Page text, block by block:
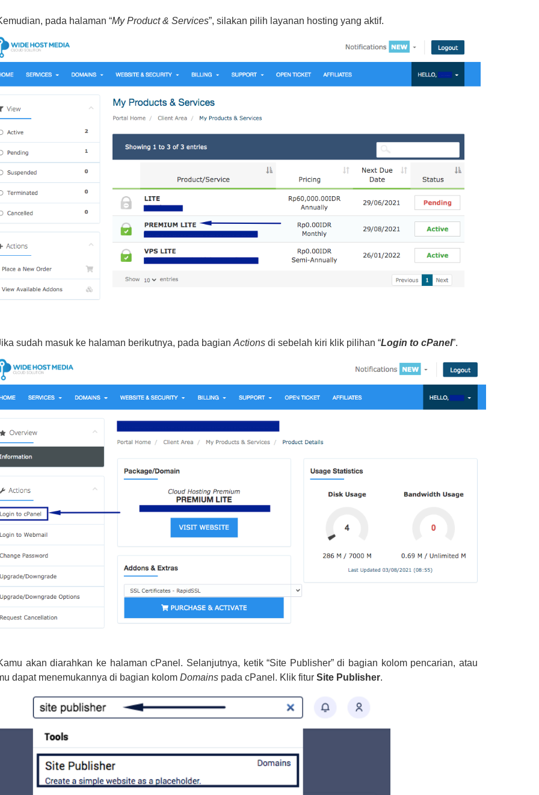
pada halaman “My Product & Services”, silakan pilih layanan hosting yang aktif.
sudah masuk ke halaman berikutnya, pada bagian Actionsdi sebelah kiri klik pilihan “Login to cPanel”.
akan diarahkan ke halaman cPanel. Selanjutnya, ketik “Site Publisher” di bagian kolom pencarian, atau
dapat menemukannya di bagian kolom Domainspada cPanel. Klik fitur Site Publisher.